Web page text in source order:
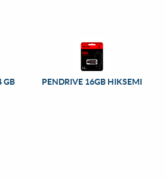
GB PENDRIVE 16GB HIKSEMI